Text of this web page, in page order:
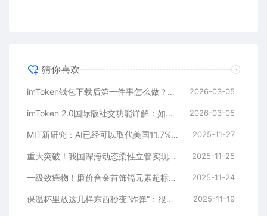
猜你喜欢
imToken钱包下载后第一件事怎么做？安全备份助记词是关键 2026-03-05
imToken 2.0国际版社交功能详解：如何通过好友找回钱包？ 2026-03-05
MIT新研究：AI已经可以取代美国11.7%劳动力 2025-11-27
重大突破！我国深海动态柔性立管实现自主化生产 2025-11-25
一级致癌物！廉价合金首饰镉元素超标9000多倍 2025-11-24
保温杯里放这几样东西秒变“炸弹”：很多人都在做 2025-11-19